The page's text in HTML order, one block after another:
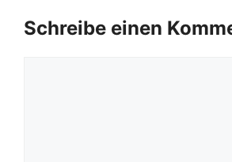
Schreibe einen